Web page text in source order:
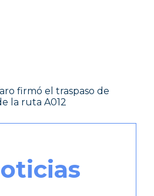
firmó el traspaso de
la ruta A012